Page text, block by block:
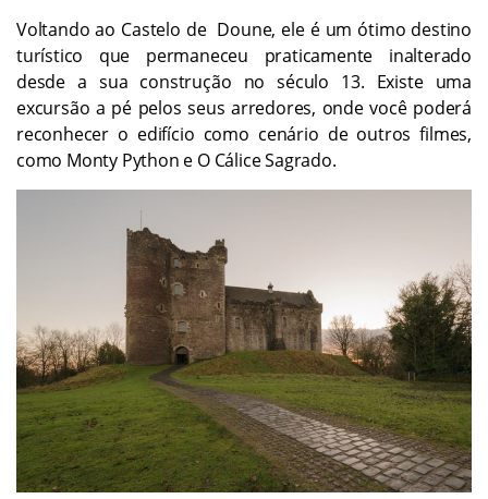
Voltando ao Castelo de Doune, ele é um ótimo destino
turístico que permaneceu praticamente inalterado
desde a sua construção no século 13. Existe uma
excursão a pé pelos seus arredores, onde você poderá
reconhecer o edifício como cenário de outros filmes,
como Monty Python e O Cálice Sagrado.